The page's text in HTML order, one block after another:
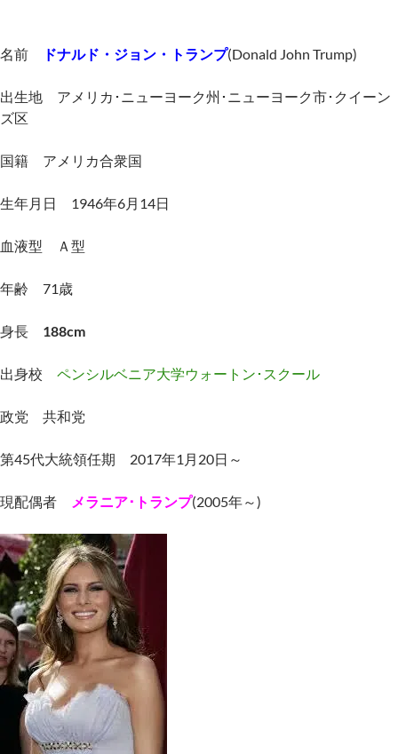
名前 ドナルド・ジョン・トランプ(Donald John Trump)
出生地 アメリカ･ニューヨーク州･ニューヨーク市･クイーン
ズ区
国籍 アメリカ合衆国
生年月日 1946年6月14日
血液型 Ａ型
年齢 71歳
身長 188cm
出身校 ペンシルベニア大学ウォートン･スクール
政党 共和党
第45代大統領任期 2017年1月20日～
現配偶者 メラニア･トランプ(2005年～)